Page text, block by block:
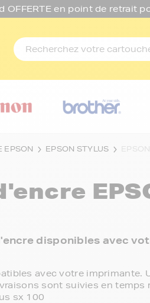
OFFERTE en point de retrait
EPSON EPSON STYLUS
disponibles avec
avec votre imprimante.
sont suivies en temps
sx 100